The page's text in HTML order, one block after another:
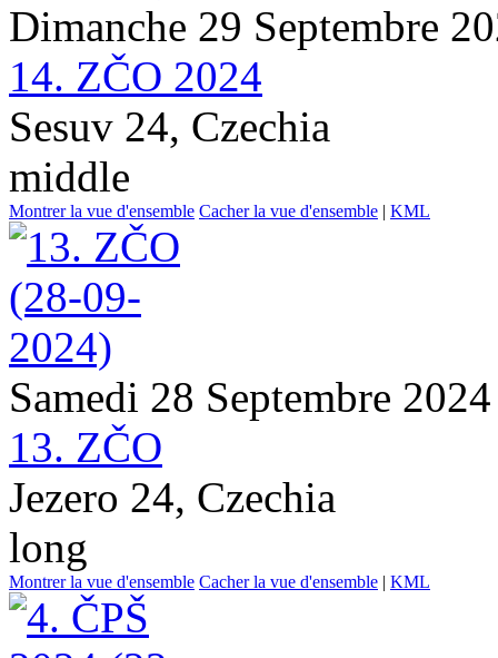
Dimanche 29 Septembre
14. ZČO 2024
Sesuv 24, Czechia
middle
Montrer la vue d'ensemble Cacher la vue d'ensemble | KML
Samedi 28 Septembre 2024
13. ZČO
Jezero 24, Czechia
long
Montrer la vue d'ensemble Cacher la vue d'ensemble | KML